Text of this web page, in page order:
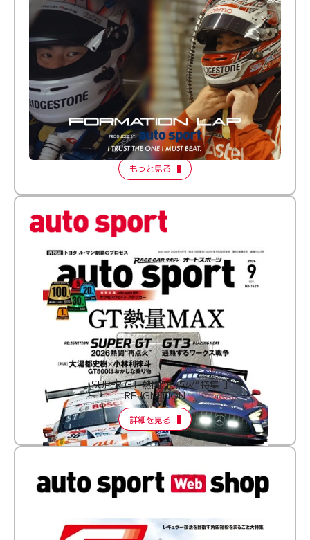
倒す相手を、信じてる。小林利徠斗 × 野村勇斗
【FORMATION LAP Produced by auto sport】
2026 Episode 2
もっと見る
［ SUPER GT 熱闘“再点火”特集 ］
RE:IGNITION
詳細を見る